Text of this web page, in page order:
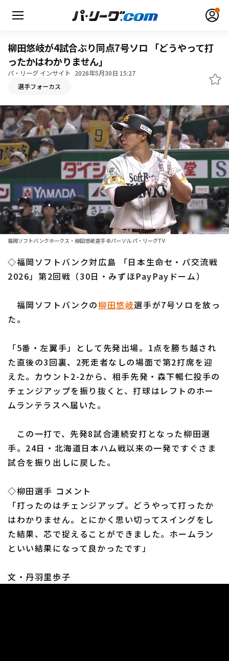
HOME
動画
日程・結果
順位表･成績
1軍公式戦
ファーム東地区
ファーム西地区
選手名鑑
選手名鑑トップ
北海道日本ハムファイターズ
東北楽天ゴールデンイーグルス
埼玉西武ライオンズ
オリックス・バファローズ
福岡ソフトバンクホークス
ニュース
利用規約 プライバシーポリシー
運営会社（別ウィンドウで開く） よくある質問
特定商取引法の表示
柳田悠岐が4試合ぶり同点7号ソロ 「どうやって打
ったかはわかりません」
パ・リーグ インサイト 2026年5月30日 15:27
選手フォーカス
福岡ソフトバンクホークス・柳田悠岐選手 ©パーソル パ・リーグTV
◇福岡ソフトバンク対広島 「日本生命セ・パ交流戦
2026」第2回戦（30日・みずほPayPayドーム）
福岡ソフトバンクの柳田悠岐選手が7号ソロを放っ
た。
「5番・左翼手」として先発出場。1点を勝ち越され
た直後の3回裏、2死走者なしの場面で第2打席を迎
えた。カウント2-2から、相手先発・森下暢仁投手の
チェンジアップを振り抜くと、打球はレフトのホー
ムランテラスへ届いた。
この一打で、先発8試合連続安打となった柳田選
手。24日・北海道日本ハム戦以来の一発ですぐさま
試合を振り出しに戻した。
◇柳田選手 コメント
「打ったのはチェンジアップ。どうやって打ったか
はわかりません。とにかく思い切ってスイングをし
た結果、芯で捉えることができました。ホームラン
といい結果になって良かったです」
文・丹羽里歩子